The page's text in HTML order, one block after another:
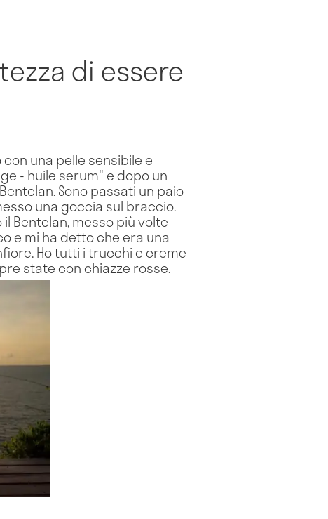
di essere
una pelle sensibile e
- huile serum" e dopo un
Sono passati un paio
una goccia sul braccio.
Bentelan, messo più volte
e mi ha detto che era una
Ho tutti i trucchi e creme
state con chiazze rosse.